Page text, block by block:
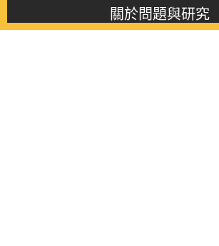
關於問題與研究
About this journal